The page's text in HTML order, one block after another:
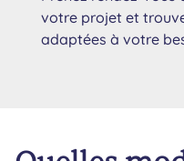
votre projet et
adaptées à votre